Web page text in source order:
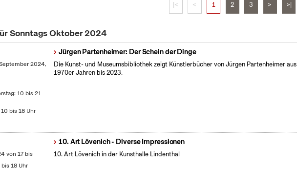
|< < 1 2 3 > >|
Sonntags Oktober 2024
2024,
10 bis 21
bis 18 Uhr
Jürgen Partenheimer: Der Schein der Dinge
Die Kunst- und Museumsbibliothek zeigt Künstlerbücher von Jürgen Partenheimer aus
1970er Jahren bis 2023.
von 17 bis
18 Uhr
10. Art Lövenich - Diverse Impressionen
10. Art Lövenich in der Kunsthalle Lindenthal